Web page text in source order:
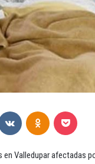
Valledupar afectadas